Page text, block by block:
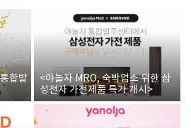
합발
<야놀자 MRO, 숙박업소 위한 삼
성전자 가전제품 특가 개시>